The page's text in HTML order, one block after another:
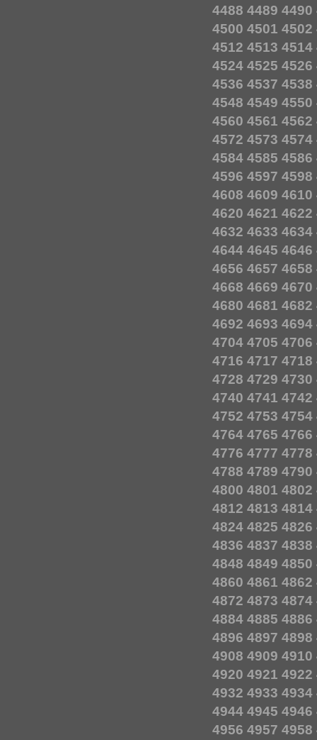
4488 4489 4490
4500 4501 4502
4512 4513 4514
4524 4525 4526
4536 4537 4538
4548 4549 4550
4560 4561 4562
4572 4573 4574
4584 4585 4586
4596 4597 4598
4608 4609 4610
4620 4621 4622
4632 4633 4634
4644 4645 4646
4656 4657 4658
4668 4669 4670
4680 4681 4682
4692 4693 4694
4704 4705 4706
4716 4717 4718
4728 4729 4730
4740 4741 4742
4752 4753 4754
4764 4765 4766
4776 4777 4778
4788 4789 4790
4800 4801 4802
4812 4813 4814
4824 4825 4826
4836 4837 4838
4848 4849 4850
4860 4861 4862
4872 4873 4874
4884 4885 4886
4896 4897 4898
4908 4909 4910
4920 4921 4922
4932 4933 4934
4944 4945 4946
4956 4957 4958